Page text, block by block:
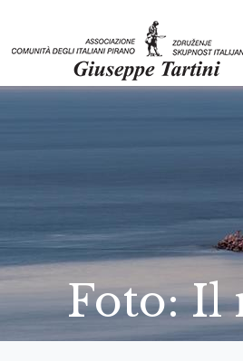
Foto: Il